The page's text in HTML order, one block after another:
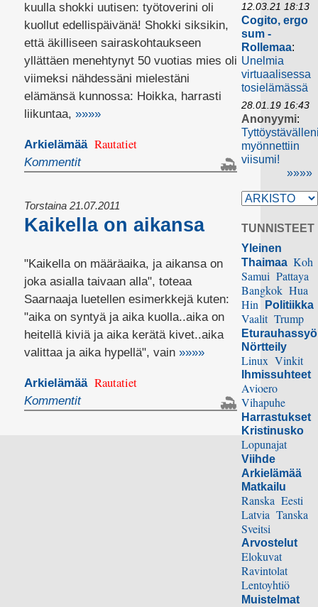
kuulla shokki uutisen: työtoverini oli
kuollut edellispäivänä! Shokki siksikin,
että äkilliseen sairaskohtaukseen
yllättäen menehtynyt 50 vuotias mies oli
viimeksi nähdessäni mielestäni
elämänsä kunnossa: Hoikka, harrasti
liikuntaa, »»»»
Arkielämää Rautatiet
Kommentit
Torstaina 21.07.2011
Kaikella on aikansa
"Kaikella on määräaika, ja aikansa on
joka asialla taivaan alla", toteaa
Saarnaaja luetellen esimerkkejä kuten:
"aika on syntyä ja aika kuolla..aika on
heitellä kiviä ja aika kerätä kivet..aika
valittaa ja aika hypellä", vain»»»»
Arkielämää Rautatiet
Kommentit
12.03.21 18:13
Cogito, ergo
sum -
Rollemaa:
Unelmia
virtuaalisessa
tosielämässä
28.01.19 16:43
Anonyymi:
myönnettiin
viisumi!
»»»»
TUNNISTEET
Yleinen
Thaimaa Koh
Samui Pattaya
Bangkok Hua
Hin
Politiikka
Vaalit Trump
Nörtteily
Linux Vinkit
Ihmissuhteet
Avioero
Vihapuhe
Harrastukset
Kristinusko
Lopunajat
Viihde
Arkielämää
Matkailu
Ranska Eesti
Latvia Tanska
Sveitsi
Arvostelut
Elokuvat
Ravintolat
Lentoyhtiö
Muistelmat